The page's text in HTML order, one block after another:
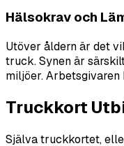
Hälsokrav och
Utöver åldern är det
truck. Synen är
miljöer.
Truckkort
Själva truckkortet,